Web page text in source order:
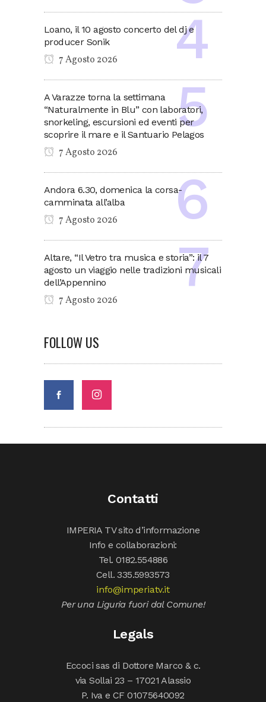
Loano, il 10 agosto concerto del dj e
producer Sonik
7 Agosto 2026
A Varazze torna la settimana
“Naturalmente in Blu” con laboratori,
snorkeling, escursioni ed eventi per
scoprire il mare e il Santuario Pelagos
7 Agosto 2026
Andora 6.30, domenica la corsa-
camminata all’alba
7 Agosto 2026
Altare, “Il Vetro tra musica e storia”: il 7
agosto un viaggio nelle tradizioni musicali
dell’Appennino
7 Agosto 2026
FOLLOW US
Contatti
IMPERIA TV sito d’informazione
Info e collaborazioni:
Tel. 0182.554886
Cell. 335.5993573
info@imperiatv.it
Per una Liguria fuori dal Comune!
Legals
Eccoci sas di Dottore Marco & c.
via Sollai 23 – 17021 Alassio
P. Iva e CF 01075640092